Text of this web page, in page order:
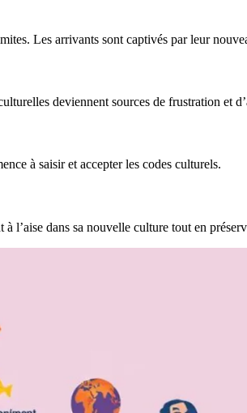
Les arrivants sont captivés par leur
deviennent sources de frustration et
à saisir et accepter les codes culturels.
l’aise dans sa nouvelle culture tout en